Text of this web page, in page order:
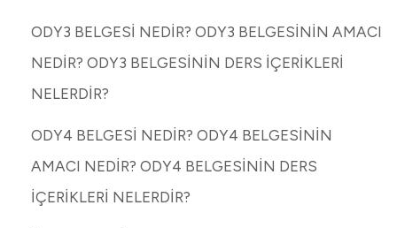
ODY3 BELGESİ NEDİR? ODY3 BELGESİNİN AMACI
NEDİR? ODY3 BELGESİNİN DERS İÇERİKLERİ
NELERDİR?
ODY4 BELGESİ NEDİR? ODY4 BELGESİNİN
AMACI NEDİR? ODY4 BELGESİNİN DERS
İÇERİKLERİ NELERDİR?